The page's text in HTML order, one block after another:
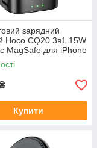
зарядний
Hoco CQ20 3в1 15W
MagSafe для iPhone
швидка
Купити